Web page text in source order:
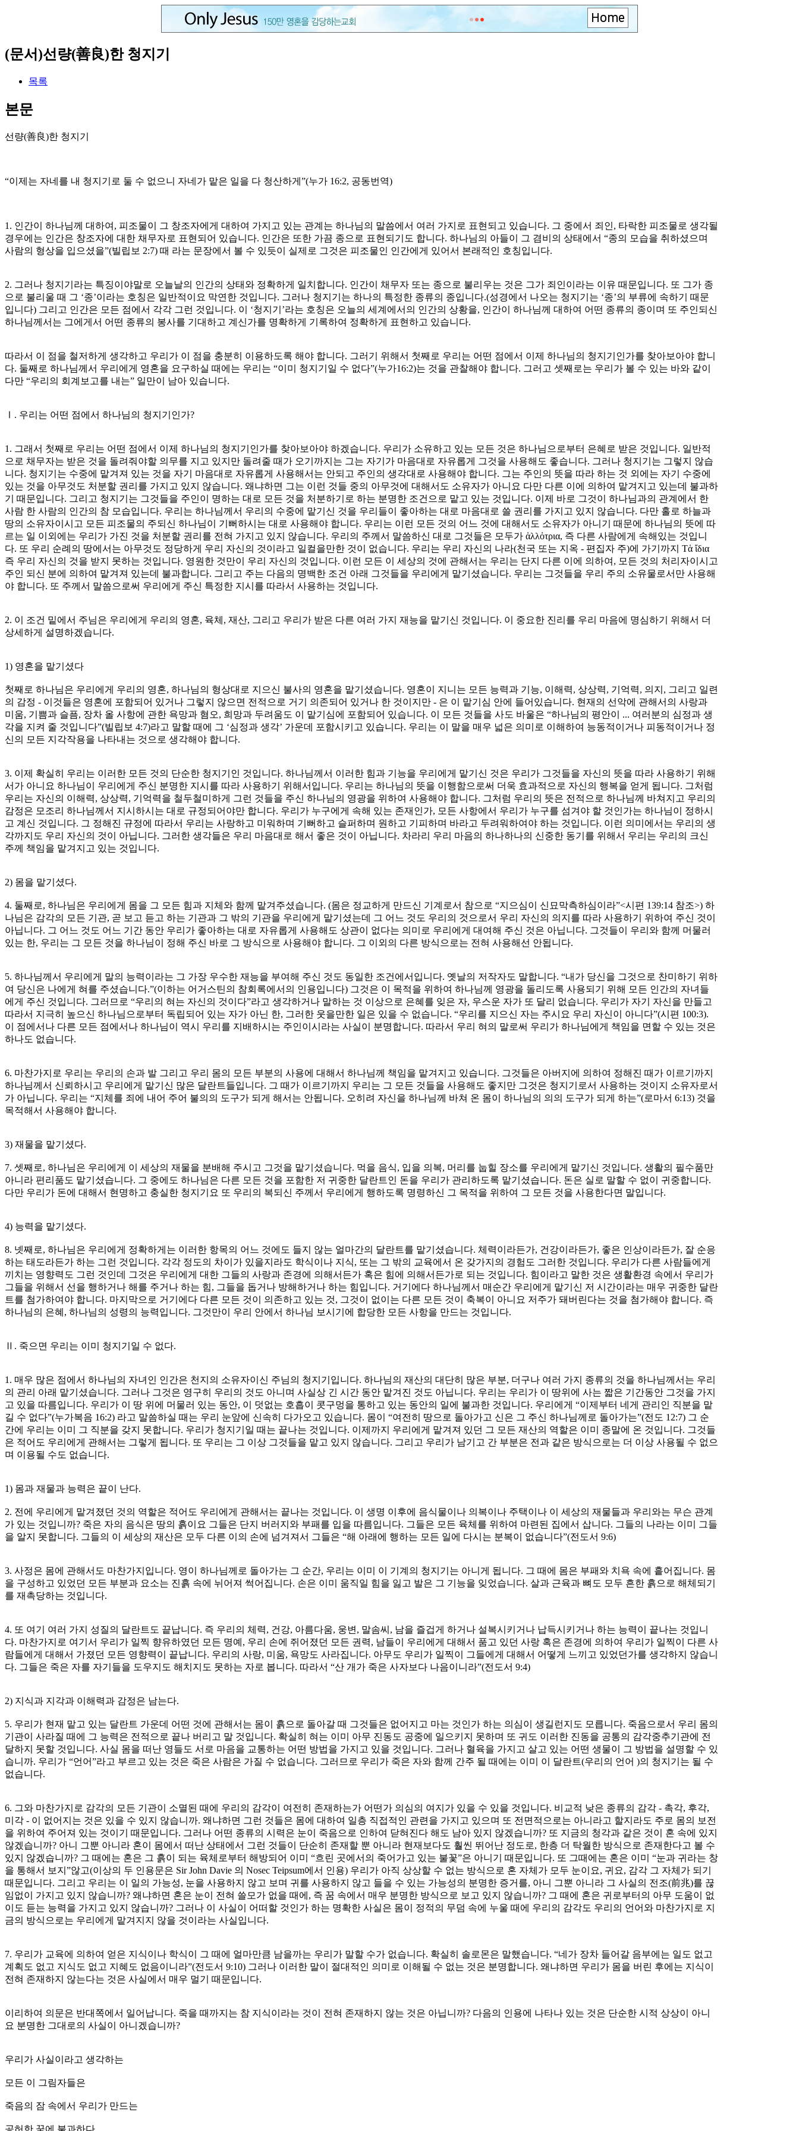
Home
(문서)선량(善良)한 청지기
목록
본문
선량(善良)한 청지기
“이제는 자네를 내 청지기로 둘 수 없으니 자네가 맡은 일을 다 청산하게”(누가 16:2, 공동번역)
1. 인간이 하나님께 대하여, 피조물이 그 창조자에게 대하여 가지고 있는 관계는 하나님의 말씀에서 여러 가지로 표현되고 있습니다. 그 중에서 죄인, 타락한 피조물로 생각될
경우에는 인간은 창조자에 대한 채무자로 표현되어 있습니다. 인간은 또한 가끔 종으로 표현되기도 합니다. 하나님의 아들이 그 겸비의 상태에서 “종의 모습을 취하셨으며
사람의 형상을 입으셨을”(빌립보 2:7) 때 라는 문장에서 볼 수 있듯이 실제로 그것은 피조물인 인간에게 있어서 본래적인 호칭입니다.
2. 그러나 청지기라는 특징이야말로 오늘날의 인간의 상태와 정확하게 일치합니다. 인간이 채무자 또는 종으로 불리우는 것은 그가 죄인이라는 이유 때문입니다. 또 그가 종
으로 불리울 때 그 ‘종’이라는 호칭은 일반적이요 막연한 것입니다. 그러나 청지기는 하나의 특정한 종류의 종입니다.(성경에서 나오는 청지기는 ‘종’의 부류에 속하기 때문
입니다) 그리고 인간은 모든 점에서 각각 그런 것입니다. 이 ‘청지기’라는 호칭은 오늘의 세계에서의 인간의 상황을, 인간이 하나님께 대하여 어떤 종류의 종이며 또 주인되신
하나님께서는 그에게서 어떤 종류의 봉사를 기대하고 계신가를 명확하게 기록하여 정확하게 표현하고 있습니다.
따라서 이 점을 철저하게 생각하고 우리가 이 점을 충분히 이용하도록 해야 합니다. 그러기 위해서 첫째로 우리는 어떤 점에서 이제 하나님의 청지기인가를 찾아보아야 합니
다. 둘째로 하나님께서 우리에게 영혼을 요구하실 때에는 우리는 “이미 청지기일 수 없다”(누가16:2)는 것을 관찰해야 합니다. 그러고 셋째로는 우리가 볼 수 있는 바와 같이
다만 “우리의 회계보고를 내는” 일만이 남아 있습니다.
Ⅰ. 우리는 어떤 점에서 하나님의 청지기인가?
1. 그래서 첫째로 우리는 어떤 점에서 이제 하나님의 청지기인가를 찾아보아야 하겠습니다. 우리가 소유하고 있는 모든 것은 하나님으로부터 은혜로 받은 것입니다. 일반적
으로 채무자는 받은 것을 돌려줘야할 의무를 지고 있지만 돌려줄 때가 오기까지는 그는 자기가 마음대로 자유롭게 그것을 사용해도 좋습니다. 그러나 청지기는 그렇지 않습
니다. 청지기는 수중에 맡겨져 있는 것을 자기 마음대로 자유롭게 사용해서는 안되고 주인의 생각대로 사용해야 합니다. 그는 주인의 뜻을 따라 하는 것 외에는 자기 수중에
있는 것을 아무것도 처분할 권리를 가지고 있지 않습니다. 왜냐하면 그는 이런 것들 중의 아무것에 대해서도 소유자가 아니요 다만 다른 이에 의하여 맡겨지고 있는데 불과하
기 때문입니다. 그리고 청지기는 그것들을 주인이 명하는 대로 모든 것을 처분하기로 하는 분명한 조건으로 맡고 있는 것입니다. 이제 바로 그것이 하나님과의 관계에서 한
사람 한 사람의 인간의 참 모습입니다. 우리는 하나님께서 우리의 수중에 맡기신 것을 우리들이 좋아하는 대로 마음대로 쓸 권리를 가지고 있지 않습니다. 다만 홀로 하늘과
땅의 소유자이시고 모든 피조물의 주되신 하나님이 기뻐하시는 대로 사용해야 합니다. 우리는 이런 모든 것의 어느 것에 대해서도 소유자가 아니기 때문에 하나님의 뜻에 따
르는 일 이외에는 우리가 가진 것을 처분할 권리를 전혀 가지고 있지 않습니다. 우리의 주께서 말씀하신 대로 그것들은 모두가 ἁλλὀτρια, 즉 다른 사람에게 속해있는 것입니
다. 또 우리 순례의 땅에서는 아무것도 정당하게 우리 자신의 것이라고 일컬을만한 것이 없습니다. 우리는 우리 자신의 나라(천국 또는 지옥 - 편집자 주)에 가기까지 Τἁ ἴδια
즉 우리 자신의 것을 받지 못하는 것입니다. 영원한 것만이 우리 자신의 것입니다. 이런 모든 이 세상의 것에 관해서는 우리는 단지 다른 이에 의하여, 모든 것의 처리자이시고
주인 되신 분에 의하여 맡겨져 있는데 불과합니다. 그리고 주는 다음의 명백한 조건 아래 그것들을 우리에게 맡기셨습니다. 우리는 그것들을 우리 주의 소유물로서만 사용해
야 합니다. 또 주께서 말씀으로써 우리에게 주신 특정한 지시를 따라서 사용하는 것입니다.
2. 이 조건 밑에서 주님은 우리에게 우리의 영혼, 육체, 재산, 그리고 우리가 받은 다른 여러 가지 재능을 맡기신 것입니다. 이 중요한 진리를 우리 마음에 명심하기 위해서 더
상세하게 설명하겠습니다.
1) 영혼을 맡기셨다
첫째로 하나님은 우리에게 우리의 영혼, 하나님의 형상대로 지으신 불사의 영혼을 맡기셨습니다. 영혼이 지니는 모든 능력과 기능, 이해력, 상상력, 기억력, 의지, 그리고 일련
의 감정 - 이것들은 영혼에 포함되어 있거나 그렇지 않으면 전적으로 거기 의존되어 있거나 한 것이지만 - 은 이 맡기심 안에 들어있습니다. 현재의 선악에 관해서의 사랑과
미움, 기쁨과 슬픔, 장차 올 사항에 관한 욕망과 혐오, 희망과 두려움도 이 맡기심에 포함되어 있습니다. 이 모든 것들을 사도 바울은 “하나님의 평안이 ... 여러분의 심정과 생
각을 지켜 줄 것입니다”(빌립보 4:7)라고 말할 때에 그 ‘심정과 생각’ 가운데 포함시키고 있습니다. 우리는 이 말을 매우 넓은 의미로 이해하여 능동적이거나 피동적이거나 정
신의 모든 지각작용을 나타내는 것으로 생각해야 합니다.
3. 이제 확실히 우리는 이러한 모든 것의 단순한 청지기인 것입니다. 하나님께서 이러한 힘과 기능을 우리에게 맡기신 것은 우리가 그것들을 자신의 뜻을 따라 사용하기 위해
서가 아니요 하나님이 우리에게 주신 분명한 지시를 따라 사용하기 위해서입니다. 우리는 하나님의 뜻을 이행함으로써 더욱 효과적으로 자신의 행복을 얻게 됩니다. 그처럼
우리는 자신의 이해력, 상상력, 기억력을 철두철미하게 그런 것들을 주신 하나님의 영광을 위하여 사용해야 합니다. 그처럼 우리의 뜻은 전적으로 하나님께 바쳐지고 우리의
감정은 모조리 하나님께서 지시하시는 대로 규정되어야만 합니다. 우리가 누구에게 속해 있는 존재인가, 모든 사항에서 우리가 누구를 섬겨야 할 것인가는 하나님이 정하시
고 계신 것입니다. 그 정해진 규정에 따라서 우리는 사랑하고 미워하며 기뻐하고 슬퍼하며 원하고 기피하며 바라고 두려워하여야 하는 것입니다. 이런 의미에서는 우리의 생
각까지도 우리 자신의 것이 아닙니다. 그러한 생각들은 우리 마음대로 해서 좋은 것이 아닙니다. 차라리 우리 마음의 하나하나의 신중한 동기를 위해서 우리는 우리의 크신
주께 책임을 맡겨지고 있는 것입니다.
2) 몸을 맡기셨다.
4. 둘째로, 하나님은 우리에게 몸을 그 모든 힘과 지체와 함께 맡겨주셨습니다. (몸은 정교하게 만드신 기계로서 참으로 “지으심이 신묘막측하심이라”<시편 139:14 참조>) 하
나님은 감각의 모든 기관, 곧 보고 듣고 하는 기관과 그 밖의 기관을 우리에게 맡기셨는데 그 어느 것도 우리의 것으로서 우리 자신의 의지를 따라 사용하기 위하여 주신 것이
아닙니다. 그 어느 것도 어느 기간 동안 우리가 좋아하는 대로 자유롭게 사용해도 상관이 없다는 의미로 우리에게 대여해 주신 것은 아닙니다. 그것들이 우리와 함께 머물러
있는 한, 우리는 그 모든 것을 하나님이 정해 주신 바로 그 방식으로 사용해야 합니다. 그 이외의 다른 방식으로는 전혀 사용해선 안됩니다.
5. 하나님께서 우리에게 말의 능력이라는 그 가장 우수한 재능을 부여해 주신 것도 동일한 조건에서입니다. 옛날의 저작자도 말합니다. “내가 당신을 그것으로 찬미하기 위하
여 당신은 나에게 혀를 주셨습니다.”(이하는 어거스틴의 참회록에서의 인용입니다) 그것은 이 목적을 위하여 하나님께 영광을 돌리도록 사용되기 위해 모든 인간의 자녀들
에게 주신 것입니다. 그러므로 “우리의 혀는 자신의 것이다”라고 생각하거나 말하는 것 이상으로 은혜를 잊은 자, 우스운 자가 또 달리 없습니다. 우리가 자기 자신을 만들고
따라서 지극히 높으신 하나님으로부터 독립되어 있는 자가 아닌 한, 그러한 웃을만한 일은 있을 수 없습니다. “우리를 지으신 자는 주시요 우리 자신이 아니다”(시편 100:3).
이 점에서나 다른 모든 점에서나 하나님이 역시 우리를 지배하시는 주인이시라는 사실이 분명합니다. 따라서 우리 혀의 말로써 우리가 하나님에게 책임을 면할 수 있는 것은
하나도 없습니다.
6. 마찬가지로 우리는 우리의 손과 발 그리고 우리 몸의 모든 부분의 사용에 대해서 하나님께 책임을 맡겨지고 있습니다. 그것들은 아버지에 의하여 정해진 때가 이르기까지
하나님께서 신뢰하시고 우리에게 맡기신 많은 달란트들입니다. 그 때가 이르기까지 우리는 그 모든 것들을 사용해도 좋지만 그것은 청지기로서 사용하는 것이지 소유자로서
가 아닙니다. 우리는 “지체를 죄에 내어 주어 불의의 도구가 되게 해서는 안됩니다. 오히려 자신을 하나님께 바쳐 온 몸이 하나님의 의의 도구가 되게 하는”(로마서 6:13) 것을
목적해서 사용해야 합니다.
3) 재물을 맡기셨다.
7. 셋째로, 하나님은 우리에게 이 세상의 재물을 분배해 주시고 그것을 맡기셨습니다. 먹을 음식, 입을 의복, 머리를 눕힐 장소를 우리에게 맡기신 것입니다. 생활의 필수품만
아니라 편리품도 맡기셨습니다. 그 중에도 하나님은 다른 모든 것을 포함한 저 귀중한 달란트인 돈을 우리가 관리하도록 맡기셨습니다. 돈은 실로 말할 수 없이 귀중합니다.
다만 우리가 돈에 대해서 현명하고 충실한 청지기요 또 우리의 복되신 주께서 우리에게 행하도록 명령하신 그 목적을 위하여 그 모든 것을 사용한다면 말입니다.
4) 능력을 맡기셨다.
8. 넷째로, 하나님은 우리에게 정확하게는 이러한 항목의 어느 것에도 들지 않는 얼마간의 달란트를 맡기셨습니다. 체력이라든가, 건강이라든가, 좋은 인상이라든가, 잘 순응
하는 태도라든가 하는 그런 것입니다. 각각 정도의 차이가 있을지라도 학식이나 지식, 또는 그 밖의 교육에서 온 갖가지의 경험도 그러한 것입니다. 우리가 다른 사람들에게
끼치는 영향력도 그런 것인데 그것은 우리에게 대한 그들의 사랑과 존경에 의해서든가 혹은 힘에 의해서든가로 되는 것입니다. 힘이라고 말한 것은 생활환경 속에서 우리가
그들을 위해서 선을 행하거나 해를 주거나 하는 힘, 그들을 돕거나 방해하거나 하는 힘입니다. 거기에다 하나님께서 매순간 우리에게 맡기신 저 시간이라는 매우 귀중한 달란
트를 첨가하여야 합니다. 마지막으로 거기에다 다른 모든 것이 의존하고 있는 것, 그것이 없이는 다른 모든 것이 축복이 아니요 저주가 돼버린다는 것을 첨가해야 합니다. 즉
하나님의 은혜, 하나님의 성령의 능력입니다. 그것만이 우리 안에서 하나님 보시기에 합당한 모든 사항을 만드는 것입니다.
Ⅱ. 죽으면 우리는 이미 청지기일 수 없다.
1. 매우 많은 점에서 하나님의 자녀인 인간은 천지의 소유자이신 주님의 청지기입니다. 하나님의 재산의 대단히 많은 부분, 더구나 여러 가지 종류의 것을 하나님께서는 우리
의 관리 아래 맡기셨습니다. 그러나 그것은 영구히 우리의 것도 아니며 사실상 긴 시간 동안 맡겨진 것도 아닙니다. 우리는 우리가 이 땅위에 사는 짧은 기간동안 그것을 가지
고 있을 따름입니다. 우리가 이 땅 위에 머물러 있는 동안, 이 덧없는 호흡이 콧구멍을 통하고 있는 동안의 일에 불과한 것입니다. 우리에게 “이제부터 네게 관리인 직분을 맡
길 수 없다”(누가복음 16:2) 라고 말씀하실 때는 우리 눈앞에 신속히 다가오고 있습니다. 몸이 “여전히 땅으로 돌아가고 신은 그 주신 하나님께로 돌아가는”(전도 12:7) 그 순
간에 우리는 이미 그 직분을 갖지 못합니다. 우리가 청지기일 때는 끝나는 것입니다. 이제까지 우리에게 맡겨져 있던 그 모든 재산의 역할은 이미 종말에 온 것입니다. 그것들
은 적어도 우리에게 관해서는 그렇게 됩니다. 또 우리는 그 이상 그것들을 맡고 있지 않습니다. 그리고 우리가 남기고 간 부분은 전과 같은 방식으로는 더 이상 사용될 수 없으
며 이용될 수도 없습니다.
1) 몸과 재물과 능력은 끝이 난다.
2. 전에 우리에게 맡겨졌던 것의 역할은 적어도 우리에게 관해서는 끝나는 것입니다. 이 생명 이후에 음식물이나 의복이나 주택이나 이 세상의 재물들과 우리와는 무슨 관계
가 있는 것입니까? 죽은 자의 음식은 땅의 흙이요 그들은 단지 버러지와 부패를 입을 따름입니다. 그들은 모든 육체를 위하여 마련된 집에서 삽니다. 그들의 나라는 이미 그들
을 알지 못합니다. 그들의 이 세상의 재산은 모두 다른 이의 손에 넘겨져서 그들은 “해 아래에 행하는 모든 일에 다시는 분복이 없습니다”(전도서 9:6)
3. 사정은 몸에 관해서도 마찬가지입니다. 영이 하나님께로 돌아가는 그 순간, 우리는 이미 이 기계의 청지기는 아니게 됩니다. 그 때에 몸은 부패와 치욕 속에 흩어집니다. 몸
을 구성하고 있었던 모든 부분과 요소는 진흙 속에 뉘어져 썩어집니다. 손은 이미 움직일 힘을 잃고 발은 그 기능을 잊었습니다. 살과 근육과 뼈도 모두 흔한 흙으로 해체되기
를 재촉당하는 것입니다.
4. 또 여기 여러 가지 성질의 달란트도 끝납니다. 즉 우리의 체력, 건강, 아름다움, 웅변, 말솜씨, 남을 즐겁게 하거나 설복시키거나 납득시키거나 하는 능력이 끝나는 것입니
다. 마찬가지로 여기서 우리가 일찍 향유하였던 모든 명예, 우리 손에 쥐어졌던 모든 권력, 남들이 우리에게 대해서 품고 있던 사랑 혹은 존경에 의하여 우리가 일찍이 다른 사
람들에게 대해서 가졌던 모든 영향력이 끝납니다. 우리의 사랑, 미움, 욕망도 사라집니다. 아무도 우리가 일찍이 그들에게 대해서 어떻게 느끼고 있었던가를 생각하지 않습니
다. 그들은 죽은 자를 자기들을 도우지도 해치지도 못하는 자로 봅니다. 따라서 “산 개가 죽은 사자보다 나음이니라”(전도서 9:4)
2) 지식과 지각과 이해력과 감정은 남는다.
5. 우리가 현재 맡고 있는 달란트 가운데 어떤 것에 관해서는 몸이 흙으로 돌아갈 때 그것들은 없어지고 마는 것인가 하는 의심이 생길런지도 모릅니다. 죽음으로서 우리 몸의
기관이 사라질 때에 그 능력은 전적으로 끝나 버리고 말 것입니다. 확실히 혀는 이미 아무 진동도 공중에 일으키지 못하며 또 귀도 이러한 진동을 공통의 감각중추기관에 전
달하지 못할 것입니다. 사실 몸을 떠난 영들도 서로 마음을 교통하는 어떤 방법을 가지고 있을 것입니다. 그러나 혈육을 가지고 살고 있는 어떤 생물이 그 방법을 설명할 수 있
습니까. 우리가 “언어”라고 부르고 있는 것은 죽은 사람은 가질 수 없습니다. 그러므로 우리가 죽은 자와 함께 간주 될 때에는 이미 이 달란트(우리의 언어 )의 청지기는 될 수
없습니다.
6. 그와 마찬가지로 감각의 모든 기관이 소멸된 때에 우리의 감각이 여전히 존재하는가 어떤가 의심의 여지가 있을 수 있을 것입니다. 비교적 낮은 종류의 감각 - 촉각, 후각,
미각 - 이 없어지는 것은 있을 수 있지 않습니까. 왜냐하면 그런 것들은 몸에 대하여 일층 직접적인 관련을 가지고 있으며 또 전면적으로는 아니라고 할지라도 주로 몸의 보전
을 위하여 주어져 있는 것이기 때문입니다. 그러나 어떤 종류의 시력은 눈이 죽음으로 인하여 닫혀진다 해도 남아 있지 않겠습니까? 또 지금의 청각과 같은 것이 혼 속에 있지
않겠습니까? 아니 그뿐 아니라 혼이 몸에서 떠난 상태에서 그런 것들이 단순히 존재할 뿐 아니라 현재보다도 훨씬 뛰어난 정도로, 한층 더 탁월한 방식으로 존재한다고 볼 수
있지 않겠습니까? 그 때에는 혼은 그 흙이 되는 육체로부터 해방되어 이미 “흐린 곳에서의 죽어가고 있는 불꽃”은 아니기 때문입니다. 또 그때에는 혼은 이미 “눈과 귀라는 창
을 통해서 보지”않고(이상의 두 인용문은 Sir John Davie 의 Nosec Teipsum에서 인용) 우리가 아직 상상할 수 없는 방식으로 혼 자체가 모두 눈이요, 귀요, 감각 그 자체가 되기
때문입니다. 그리고 우리는 이 일의 가능성, 눈을 사용하지 않고 보며 귀를 사용하지 않고 들을 수 있는 가능성의 분명한 증거를, 아니 그뿐 아니라 그 사실의 전조(前兆)를 끊
임없이 가지고 있지 않습니까? 왜냐하면 혼은 눈이 전혀 쓸모가 없을 때에, 즉 꿈 속에서 매우 분명한 방식으로 보고 있지 않습니까? 그 때에 혼은 귀로부터의 아무 도움이 없
이도 듣는 능력을 가지고 있지 않습니까? 그러나 이 사실이 어떠할 것인가 하는 명확한 사실은 몸이 정적의 무덤 속에 누울 때에 우리의 감각도 우리의 언어와 마찬가지로 지
금의 방식으로는 우리에게 맡겨지지 않을 것이라는 사실입니다.
7. 우리가 교육에 의하여 얻은 지식이나 학식이 그 때에 얼마만큼 남을까는 우리가 말할 수가 없습니다. 확실히 솔로몬은 말했습니다. “네가 장차 들어갈 음부에는 일도 없고
계획도 없고 지식도 없고 지혜도 없음이니라”(전도서 9:10) 그러나 이러한 말이 절대적인 의미로 이해될 수 없는 것은 분명합니다. 왜냐하면 우리가 몸을 버린 후에는 지식이
전혀 존재하지 않는다는 것은 사실에서 매우 멀기 때문입니다.
이리하여 의문은 반대쪽에서 일어납니다. 죽을 때까지는 참 지식이라는 것이 전혀 존재하지 않는 것은 아닙니까? 다음의 인용에 나타나 있는 것은 단순한 시적 상상이 아니
요 분명한 그대로의 사실이 아니겠습니까?
우리가 사실이라고 생각하는
모든 이 그림자들은
죽음의 잠 속에서 우리가 만드는
공허한 꿈에 불과하다